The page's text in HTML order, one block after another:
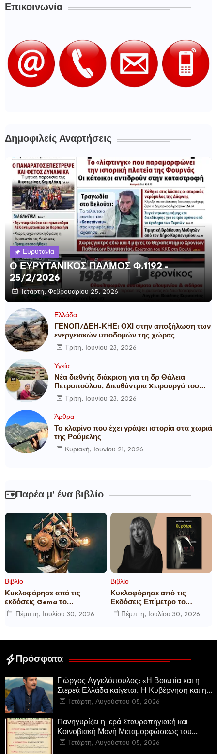
Επικοινωνία
Δημοφιλείς Αναρτήσεις
Ευρυτανία
Ο ΕΥΡΥΤΑΝΙΚΟΣ ΠΑΛΜΟΣ Φ.1192 -
25/2/2026
Τετάρτη, Φεβρουαρίου 25, 2026
Ελλάδα
ΓΕΝΟΠ/ΔΕΗ-ΚΗΕ: ΟΧΙ στην αποξήλωση των
ενεργειακών υποδομών της χώρας
Τρίτη, Ιουνίου 23, 2026
Υγεία
Νέα διεθνής διάκριση για τη δρ Θάλεια
Πετροπούλου, Διευθύντρια Xειρουργό του
Metropolitan General
Τρίτη, Ιουνίου 23, 2026
Άρθρα
Το κλαρίνο που έχει γράψει ιστορία στα χωριά
της Ρούμελης
Κυριακή, Ιουνίου 21, 2026
Παρέα μ' ένα βιβλίο
Βιβλίο
Κυκλοφόρησε από τις
εκδόσεις Gema το
μυθιστόρημα του γνωστού
δημοσιογράφου Γεώργιου Θ.
Πέμπτη, Ιουλίου 30, 2026
Βιβλίο
Κυκλοφόρησε από τις
Εκδόσεις Επίμετρο το
αστυνομικό μυθιστόρημα της
Κατερίνας Πανούση Οι ρόλοι
Πέμπτη, Ιουλίου 30, 2026
Πρόσφατα
Γιώργος Αγγελόπουλος: «Η Βοιωτία και η
Στερεά Ελλάδα καίγεται. Η Κυβέρνηση και η
Περιφερειακή Αρχή αυτοθαυμάζονται.»
Τετάρτη, Αυγούστου 05, 2026
Πανηγυρίζει η Ιερά Σταυροπηγιακή και
Κοινοβιακή Μονή Μεταμορφώσεως του
Σωτήρος Καμενων Βουρλων (Μονή Αγιάς ή
Τετάρτη, Αυγούστου 05, 2026